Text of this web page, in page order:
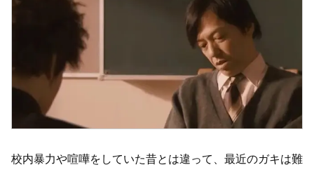
校内暴力や喧嘩をしていた昔とは違って、最近のガキは難